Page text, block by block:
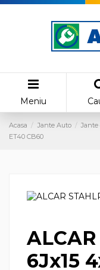
Meniu
Acasa Jante Auto Jante
ET40 CB60
6Jx15